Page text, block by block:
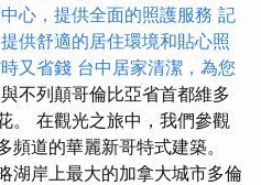
心，提供全面的照護服務 記
供舒適的居住環境和貼心照
又省錢 台中居家清潔，為您
不列顛哥倫比亞省首都維多
。 在觀光之旅中，我們參觀
道的華麗新哥特式建築。
湖岸上最大的加拿大城市多倫